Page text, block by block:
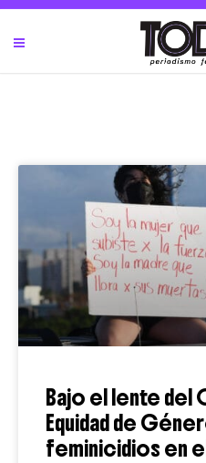
Bajo el lente del
Equidad de
feminicidios en